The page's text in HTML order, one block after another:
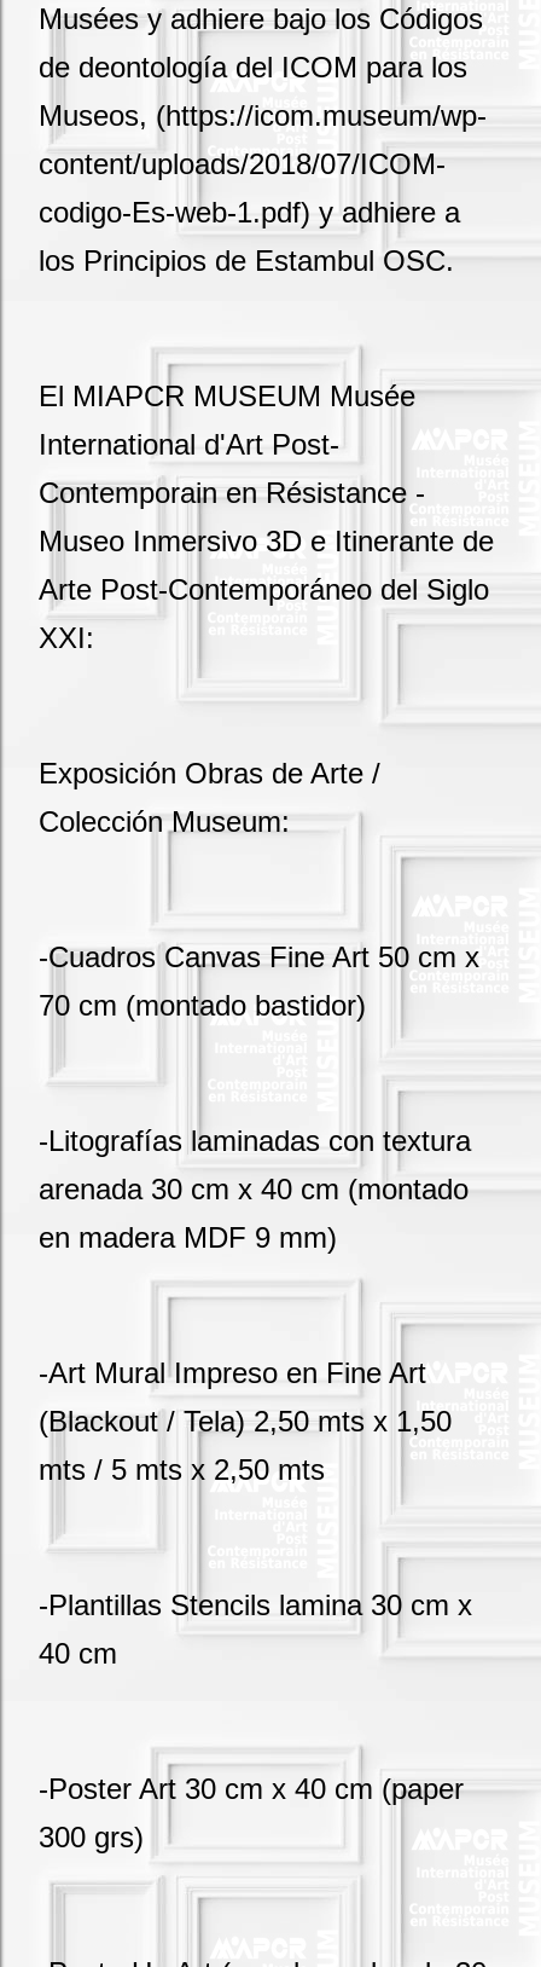
Musées y adhiere bajo los Códigos
de deontología del ICOM para los
Museos, (https://icom.museum/wp-
content/uploads/2018/07/ICOM-
codigo-Es-web-1.pdf) y adhiere a
los Principios de Estambul OSC.
El MIAPCR MUSEUM Musée
International d'Art Post-
Contemporain en Résistance -
Museo Inmersivo 3D e Itinerante de
Arte Post-Contemporáneo del Siglo
XXI:
Exposición Obras de Arte /
Colección Museum:
-Cuadros Canvas Fine Art 50 cm x
70 cm (montado bastidor)
-Litografías laminadas con textura
arenada 30 cm x 40 cm (montado
en madera MDF 9 mm)
-Art Mural Impreso en Fine Art
(Blackout / Tela) 2,50 mts x 1,50
mts / 5 mts x 2,50 mts
-Plantillas Stencils lamina 30 cm x
40 cm
-Poster Art 30 cm x 40 cm (paper
300 grs)